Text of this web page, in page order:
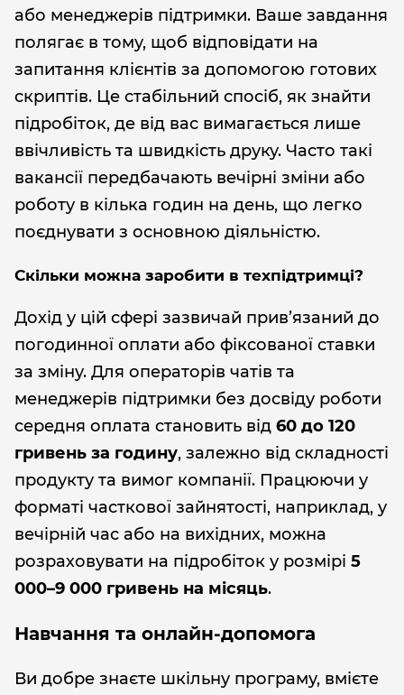
або менеджерів підтримки. Ваше завдання
полягає в тому, щоб відповідати на
запитання клієнтів за допомогою готових
скриптів. Це стабільний спосіб, як знайти
підробіток, де від вас вимагається лише
ввічливість та швидкість друку. Часто такі
вакансії передбачають вечірні зміни або
роботу в кілька годин на день, що легко
поєднувати з основною діяльністю.
Скільки можна заробити в техпідтримці?
Дохід у цій сфері зазвичай прив’язаний до
погодинної оплати або фіксованої ставки
за зміну. Для операторів чатів та
менеджерів підтримки без досвіду роботи
середня оплата становить від 60 до 120
гривень за годину, залежно від складності
продукту та вимог компанії. Працюючи у
форматі часткової зайнятості, наприклад, у
вечірній час або на вихідних, можна
розраховувати на підробіток у розмірі 5
000–9 000 гривень на місяць.
Навчання та онлайн-допомога
Ви добре знаєте шкільну програму, вмієте